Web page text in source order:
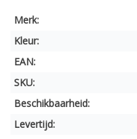
Merk:
Kleur:
EAN:
SKU:
Beschikbaarheid:
Levertijd: